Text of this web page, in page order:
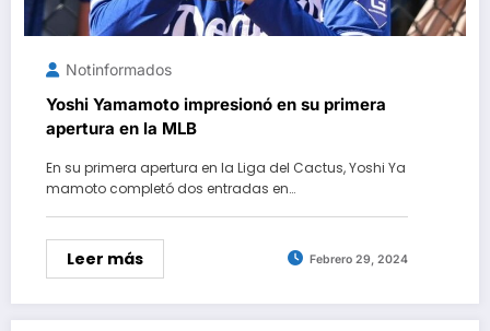
Notinformados
Yoshi Yamamoto impresionó en su primera
apertura en la MLB
En su primera apertura en la Liga del Cactus, Yoshi Ya
mamoto completó dos entradas en…
Leer más Febrero 29, 2024